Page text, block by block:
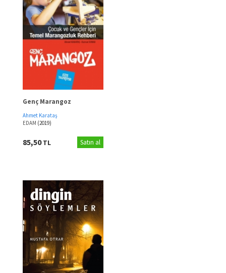
Genç Marangoz
Ahmet Karataş
EDAM (2019)
85,50TL Satın al